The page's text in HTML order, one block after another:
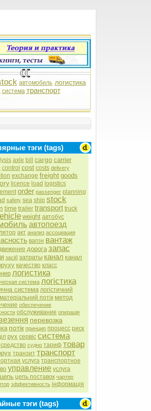
автомобиль логистика
система транспорт
тэги (tags)
axle bill cargo carrier
control cost costs delivery
exchange freight goods
licence load logistics
order passenger planning
safety sea ship stock
time trailer transport truck
weight автобус
автопоезд
акт анализ ассоциация
вагон вантаж
дорога запас
засіб затраты канал канал
качество класс
логистика
система логістика
система логістичний
матеріальний потік метод
обеспечение
обслуживание операція
перевозка
потік принцип процесс риск
рух сервіс система
средство судно тариф товар
транзит транспорт
услуга транспортное
управление услуга
цепь цепь поставок чартер
эффективность інформація
тэги (tags)